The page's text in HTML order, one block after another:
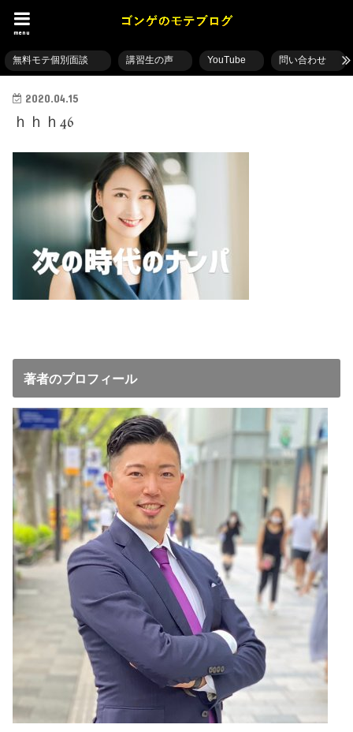
menu
無料モテ個別面談 講習生の声 YouTube 問い合わせ
2020.04.15
ｈｈｈ46
著者のプロフィール